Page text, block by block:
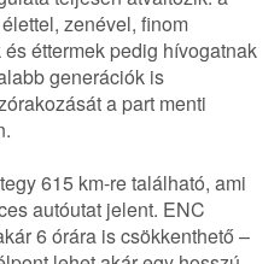
zenével, finom
éttermek pedig hívogatnak
generációk is
a part menti
615 km-re található, ami
autóutat jelent. ENC
6 órára is csökkenthető –